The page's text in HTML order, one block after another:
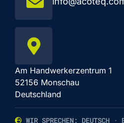
Am Handwerkerzentrum 1
52156 Monschau
Deutschland
WIR SPRECHEN: DEUTSCH ·